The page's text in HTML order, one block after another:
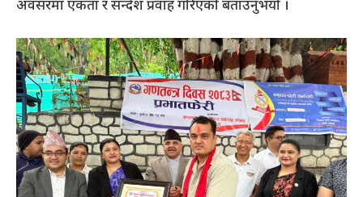
अवसरमा एकता र सन्देश प्रवाह गरिएको बताउनुभयो ।